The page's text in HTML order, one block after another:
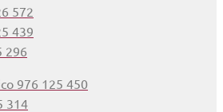
572
439
296
976 125 450
314